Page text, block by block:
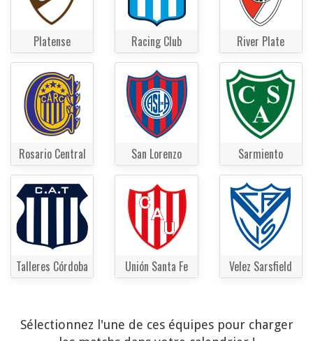
Platense Racing Club River Plate
Rosario Central San Lorenzo Sarmiento
Talleres Córdoba Unión Santa Fe Velez Sarsfield
Sélectionnez l'une de ces équipes pour charger